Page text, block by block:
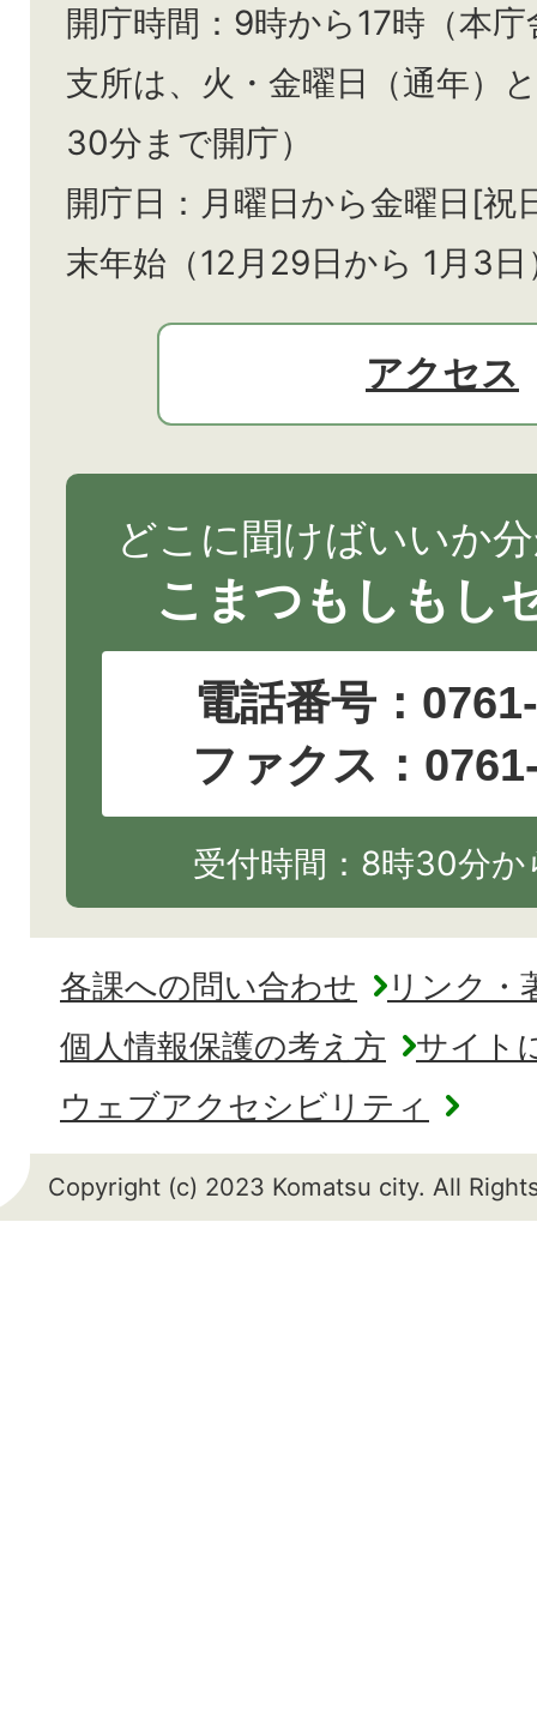
開庁時間：9時から17時（本
支所は、火・金曜日（通年）と
30分まで開庁）
開庁日：月曜日から金曜日[祝
末年始（12月29日から 1月3
アクセス
どこに聞けばいいか
こまつもしもし
電話番号：
ファクス：
受付時間：8時30分
各課への問い合わせ
リンク・
個人情報保護の考え方
サイト
ウェブアクセシビリティ
Copyright (c) 2023 Komatsu city. All